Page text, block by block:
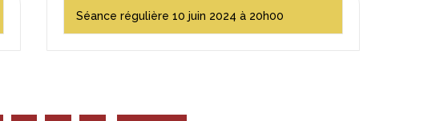
Séance régulière 10 juin 2024 à 20h00